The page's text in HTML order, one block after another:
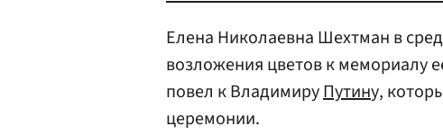
Елена Николаевна Шехтман в
возложения цветов к мемориалу
повел к ВладимируПутину,
церемонии.